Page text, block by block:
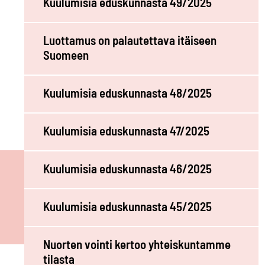
Luottamus on palautettava itäiseen
Suomeen
Kuulumisia eduskunnasta 48/2025
Kuulumisia eduskunnasta 47/2025
Kuulumisia eduskunnasta 46/2025
Kuulumisia eduskunnasta 45/2025
Nuorten vointi kertoo yhteiskuntamme
tilasta